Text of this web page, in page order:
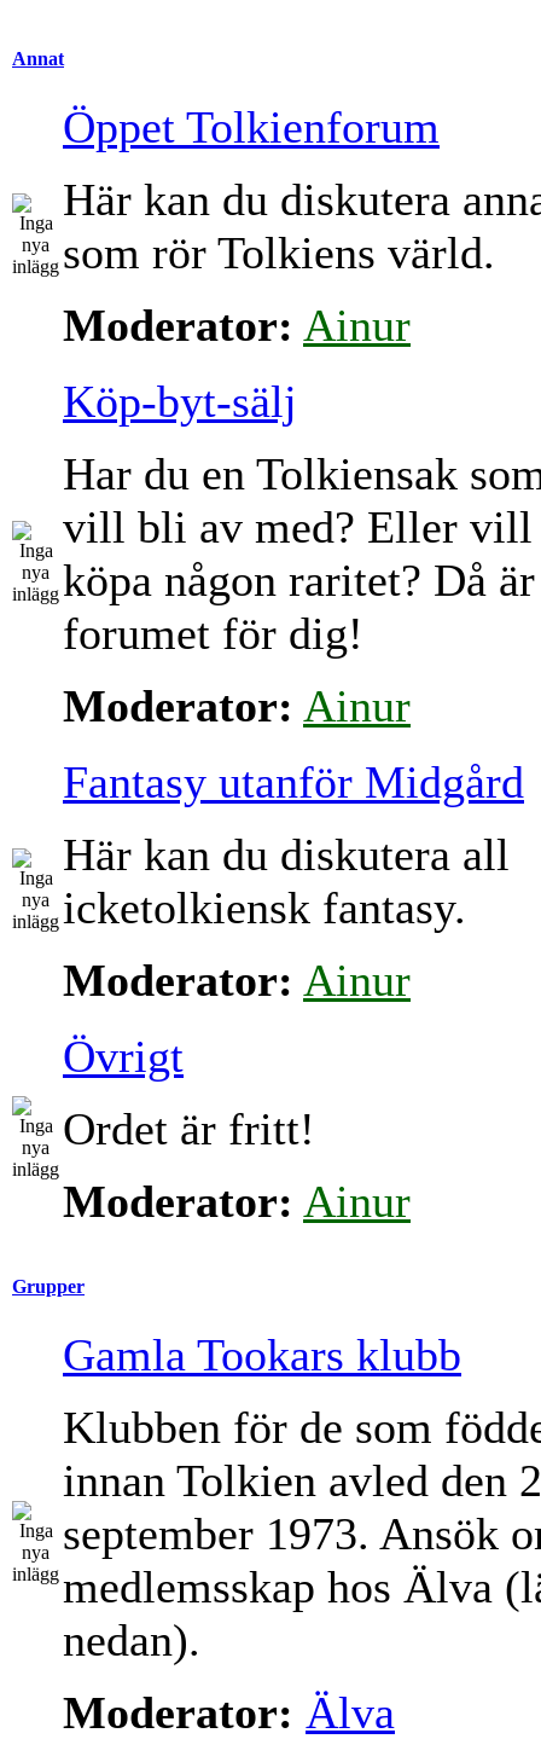
Annat
Öppet Tolkienforum
Här kan du diskutera
som rör Tolkiens värld.
Moderator: Ainur
Köp-byt-sälj
Har du en Tolkiensak
vill bli av med? Eller vill
köpa någon raritet? Då
forumet för dig!
Moderator: Ainur
Fantasy utanför Midgård
Här kan du diskutera all
icketolkiensk fantasy.
Moderator: Ainur
Övrigt
Ordet är fritt!
Moderator: Ainur
Grupper
Gamla Tookars klubb
Klubben för de som
innan Tolkien avled den 2
september 1973. Ansök
medlemsskap hos Älva
nedan).
Moderator: Älva